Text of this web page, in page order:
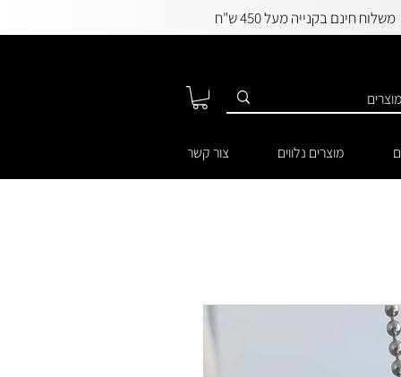
משלוח חינם בקנייה מעל 450 ש"ח
מוצרים נלווים צור קשר